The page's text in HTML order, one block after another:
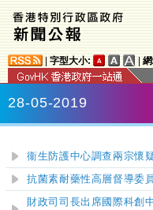
字型大小:
28-05-2019
衞生防護中心調查兩宗懷
抗菌素耐藥性高層督導委
財政司司長出席國際科